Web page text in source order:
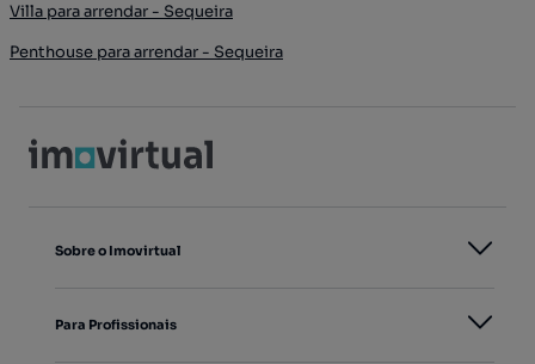
Villa para arrendar - Sequeira
Penthouse para arrendar - Sequeira
Sobre o Imovirtual
Para Profissionais